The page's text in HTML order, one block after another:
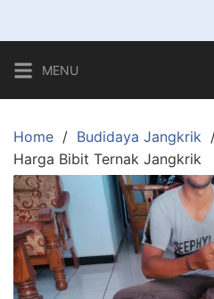
MENU
Home
Budidaya Jangkrik
Harga Bibit Ternak Jangkrik